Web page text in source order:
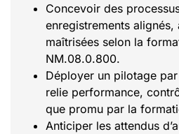
Concevoir des
enregistrements
maîtrisées selon la
NM.08.0.800.
Déployer un pilotage
relie performance,
que promu par la
Anticiper les attendus